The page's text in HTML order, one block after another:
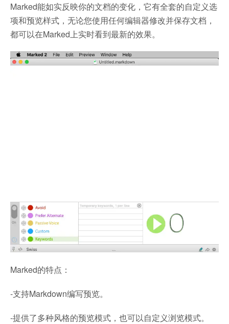
Marked能如实反映你的文档的变化，它有全套的自定义选
项和预览样式，无论您使用任何编辑器修改并保存文档，
都可以在Marked上实时看到最新的效果。
Marked的特点：
-支持Markdown编写预览。
-提供了多种风格的预览模式，也可以自定义浏览模式。